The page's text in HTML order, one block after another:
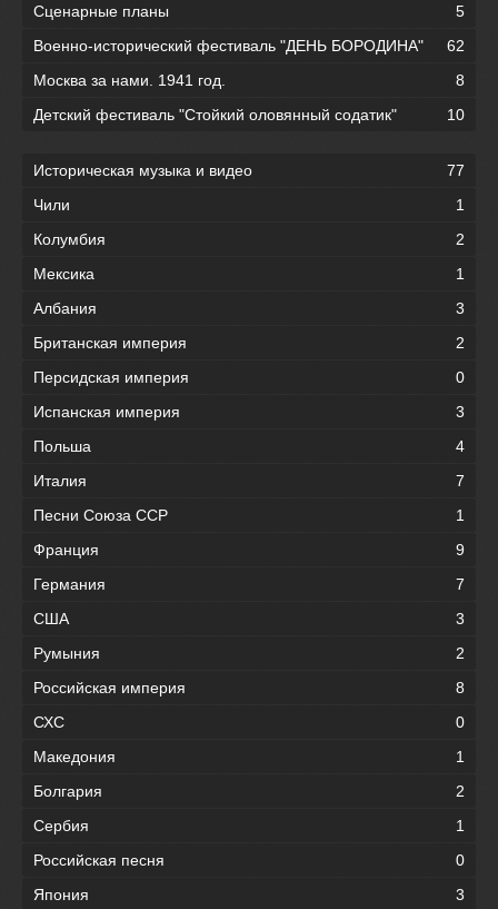
Сценарные планы
5
Военно-исторический фестиваль "ДЕНЬ БОРОДИНА"
62
Москва за нами. 1941 год.
8
Детский фестиваль "Стойкий оловянный содатик"
10
Историческая музыка и видео
77
Чили
1
Колумбия
2
Мексика
1
Албания
3
Британская империя
2
Персидская империя
0
Испанская империя
3
Польша
4
Италия
7
Песни Союза ССР
1
Франция
9
Германия
7
США
3
Румыния
2
Российская империя
8
СХС
0
Македония
1
Болгария
2
Сербия
1
Российская песня
0
Япония
3